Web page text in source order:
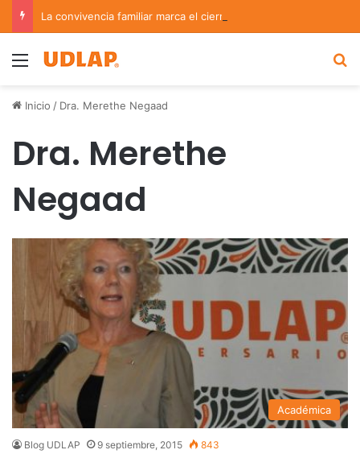
Menu
Inicio / Dra. Merethe Negaad
Dra. Merethe
Negaad
Académica
Blog UDLAP 9 septiembre, 2015 843